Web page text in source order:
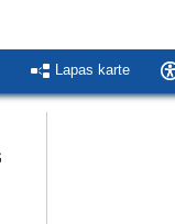
Lapas karte